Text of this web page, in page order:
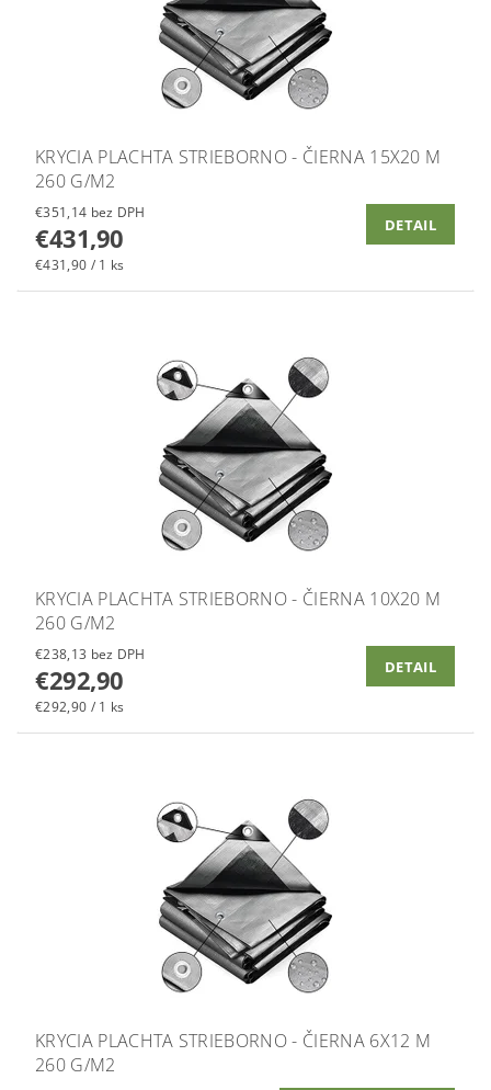
KRYCIA PLACHTA STRIEBORNO - ČIERNA 15X20 M
260 G/M2
€351,14 bez DPH
€431,90
€431,90 / 1 ks
DETAIL
KRYCIA PLACHTA STRIEBORNO - ČIERNA 10X20 M
260 G/M2
€238,13 bez DPH
€292,90
€292,90 / 1 ks
DETAIL
KRYCIA PLACHTA STRIEBORNO - ČIERNA 6X12 M
260 G/M2